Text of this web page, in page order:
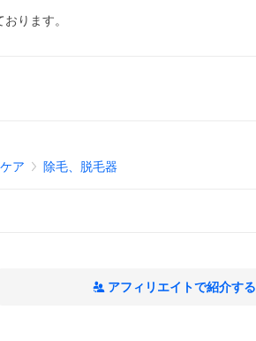
ります。
ア 除毛、脱毛器
アフィリエイトで紹介する